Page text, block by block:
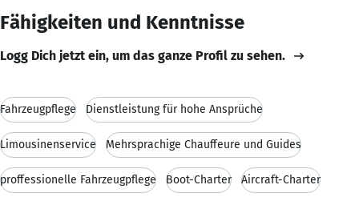
Fähigkeiten und Kenntnisse
Logg Dich jetzt ein, um das ganze Profil zu sehen.
Fahrzeugpflege Dienstleistung für hohe Ansprüche
Limousinenservice Mehrsprachige Chauffeure und Guides
proffessionelle Fahrzeugpflege Boot-Charter Aircraft-Charter